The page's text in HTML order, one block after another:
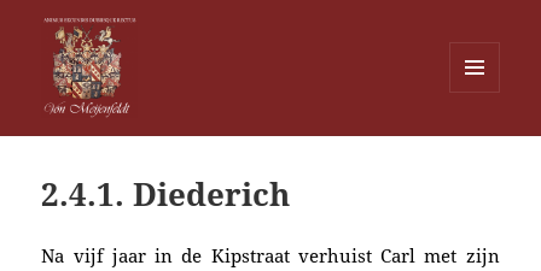
WIDGETS
2.4.1. Diederich
Na vijf jaarin de Kipstraatverhuist Carlmet zijn